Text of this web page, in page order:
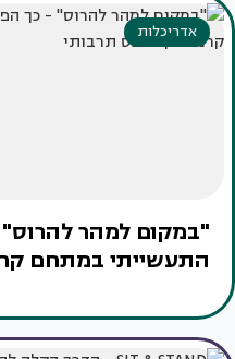
אדריכלות
"במקום למהר
התעשייתי במתחם